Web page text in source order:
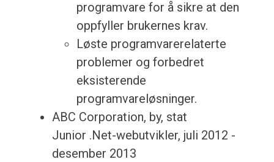
programvare for å sikre at den
oppfyller brukernes krav.
Løste programvarerelaterte
problemer og forbedret
eksisterende
programvareløsninger.
ABC Corporation, by, stat
Junior .Net-webutvikler, juli 2012 -
desember 2013